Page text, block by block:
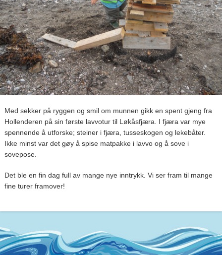
Med sekker på ryggen og smil om munnen gikk en spent gjeng fra
Hollenderen på sin første lavvotur til Løkåsfjæra. I fjæra var mye
spennende å utforske; steiner i fjæra, tusseskogen og lekebåter.
Ikke minst var det gøy å spise matpakke i lavvo og å sove i
sovepose.
Det ble en fin dag full av mange nye inntrykk. Vi ser fram til mange
fine turer framover!